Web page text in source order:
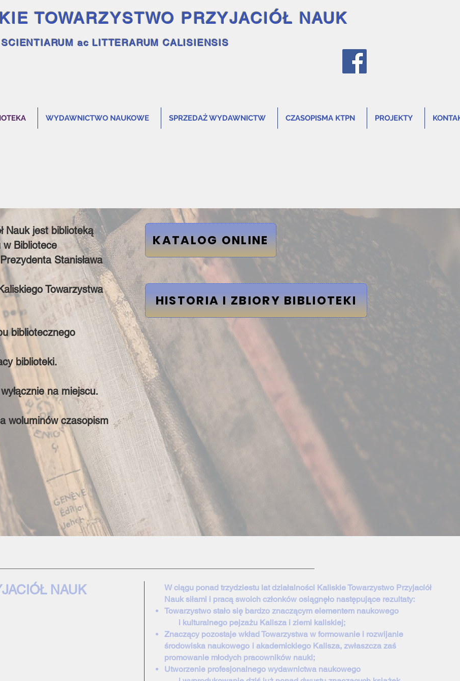
TOWARZYSTWO PRZYJACIÓŁ NAUK
ac LITTERARUM CALISIENSIS
WYDAWNICTWO NAUKOWE SPRZEDAŻ WYDAWNICTW CZASOPISMA KTPN PROJEKTY
Nauk jest biblioteką
w Bibliotece
Stanisława
Towarzystwa
bibliotecznego
biblioteki.
na miejscu.
woluminów czasopism
KATALOG ONLINE
HISTORIA I ZBIORY BIBLIOTEKI
NAUK
W ciągu ponad trzydziestu lat działalności Kaliskie Towarzystwo Przyjaciół
Nauk siłami i pracą swoich członków osiągnęło następujące rezultaty:
Towarzystwo stało się bardzo znaczącym elementem naukowego
i kulturalnego pejzażu Kalisza i ziemi kaliskiej;
Znaczący pozostaje wkład Towarzystwa w formowanie i rozwijanie
środowiska naukowego i akademickiego Kalisza, zwłaszcza zaś
promowanie młodych pracowników nauki;
Utworzenie profesjonalnego wydawnictwa naukowego